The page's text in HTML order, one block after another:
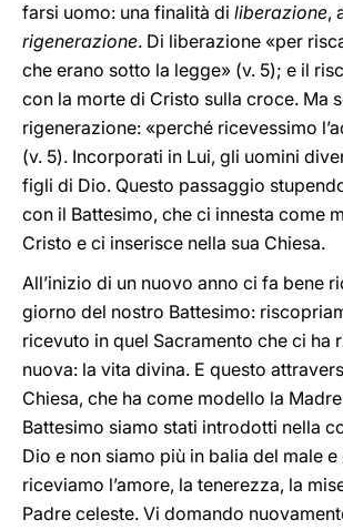
farsi uomo: una finalità di liberazione,
rigenerazione. Di liberazione «per
che erano sotto la legge» (v. 5); e il
con la morte di Cristo sulla croce. Ma
rigenerazione: «perché ricevessimo
(v. 5). Incorporati in Lui, gli uomini
figli di Dio. Questo passaggio
con il Battesimo, che ci innesta come
Cristo e ci inserisce nella sua Chiesa.
All’inizio di un nuovo anno ci fa bene
giorno del nostro Battesimo:
ricevuto in quel Sacramento che ci ha
nuova: la vita divina. E questo
Chiesa, che ha come modello la
Battesimo siamo stati introdotti nella
Dio e non siamo più in balia del male
riceviamo l’amore, la tenerezza, la
Padre celeste. Vi domando